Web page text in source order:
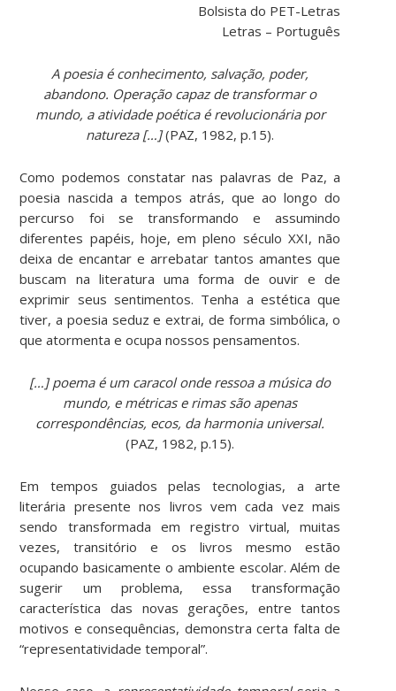
Bolsista do PET-Letras
Letras – Português
A poesia é conhecimento, salvação, poder,
abandono. Operação capaz de transformar o
mundo, a atividade poética é revolucionária por
natureza […](PAZ, 1982, p.15).
Como podemos constatar nas palavras de Paz, a
poesia nascida a tempos atrás, que ao longo do
percurso foi se transformando e assumindo
diferentes papéis, hoje, em pleno século XXI, não
deixa de encantar e arrebatar tantos amantes que
buscam na literatura uma forma de ouvir e de
exprimir seus sentimentos. Tenha a estética que
tiver, a poesia seduz e extrai, de forma simbólica, o
que atormenta e ocupa nossos pensamentos.
[…] poema é um caracol onde ressoa a música do
mundo, e métricas e rimas são apenas
correspondências, ecos, da harmonia universal.
(PAZ, 1982, p.15).
Em tempos guiados pelas tecnologias, a arte
literária presente nos livros vem cada vez mais
sendo transformada em registro virtual, muitas
vezes, transitório e os livros mesmo estão
ocupando basicamente o ambiente escolar. Além de
sugerir um problema, essa transformação
característica das novas gerações, entre tantos
motivos e consequências, demonstra certa falta de
“representatividade temporal”.